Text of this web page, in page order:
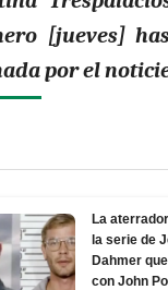
[jueves]
por el
La
la serie de
Dahmer
con John